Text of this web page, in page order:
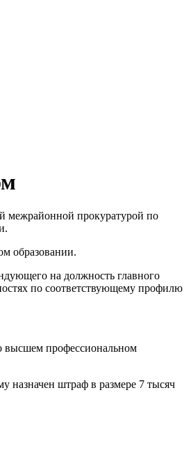
межрайонной прокуратурой по
образовании.
на должность главного
по соответствующему профилю
высшем профессиональном
назначен штраф в размере 7 тысяч